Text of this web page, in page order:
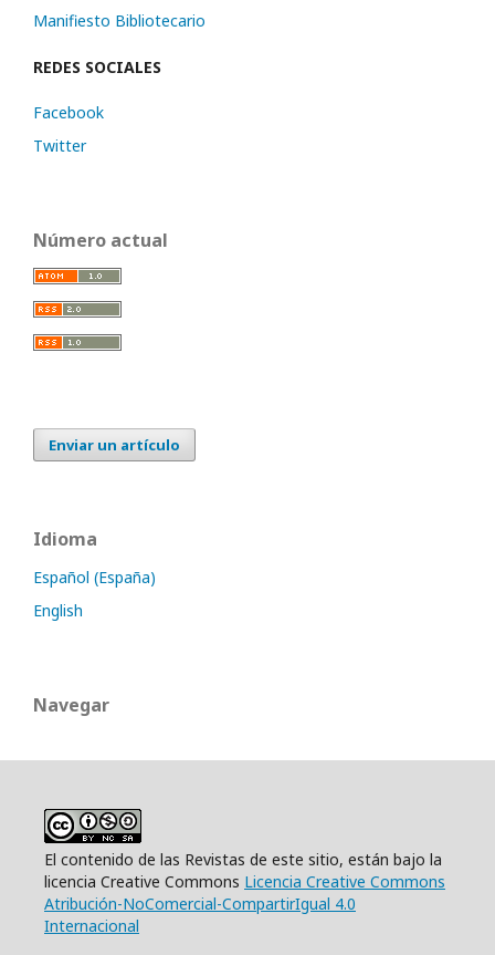
Manifiesto Bibliotecario
REDES SOCIALES
Facebook
Twitter
Número actual
Enviar un artículo
Idioma
Español (España)
English
Navegar
El contenido de las Revistas de este sitio, están bajo la
licencia Creative Commons Licencia Creative Commons
Atribución-NoComercial-CompartirIgual 4.0
Internacional